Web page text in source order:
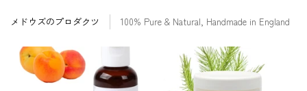
メドウズのプロダクツ 100% Pure & Natural, Handmade in England